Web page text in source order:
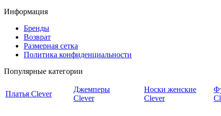
Информация
Бренды
Возврат
Размерная сетка
Политика конфиденциальности
Популярные категории
Платья Clever
Джемперы
Clever
Носки женские
Clever